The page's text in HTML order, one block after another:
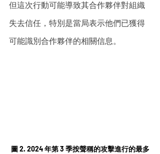
但這次行動可能導致其合作夥伴對組織
失去信任，特別是當局表示他們已獲得
可能識別合作夥伴的相關信息。
圖 2. 2024 年第 3 季按聲稱的攻擊進行的最多